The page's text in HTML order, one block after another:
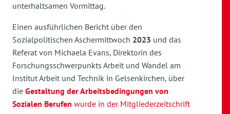
unterhaltsamen Vormittag.
Einen ausführlichen Bericht über den
Sozialpolitischen Aschermittwoch 2023 und das
Referat von Michaela Evans, Direktorin des
Forschungsschwerpunkts Arbeit und Wandel am
Institut Arbeit und Technik in Gelsenkirchen, über
die Gestaltung der Arbeitsbedingungen von
Sozialen Berufen wurde in der Mitgliederzeitschrift